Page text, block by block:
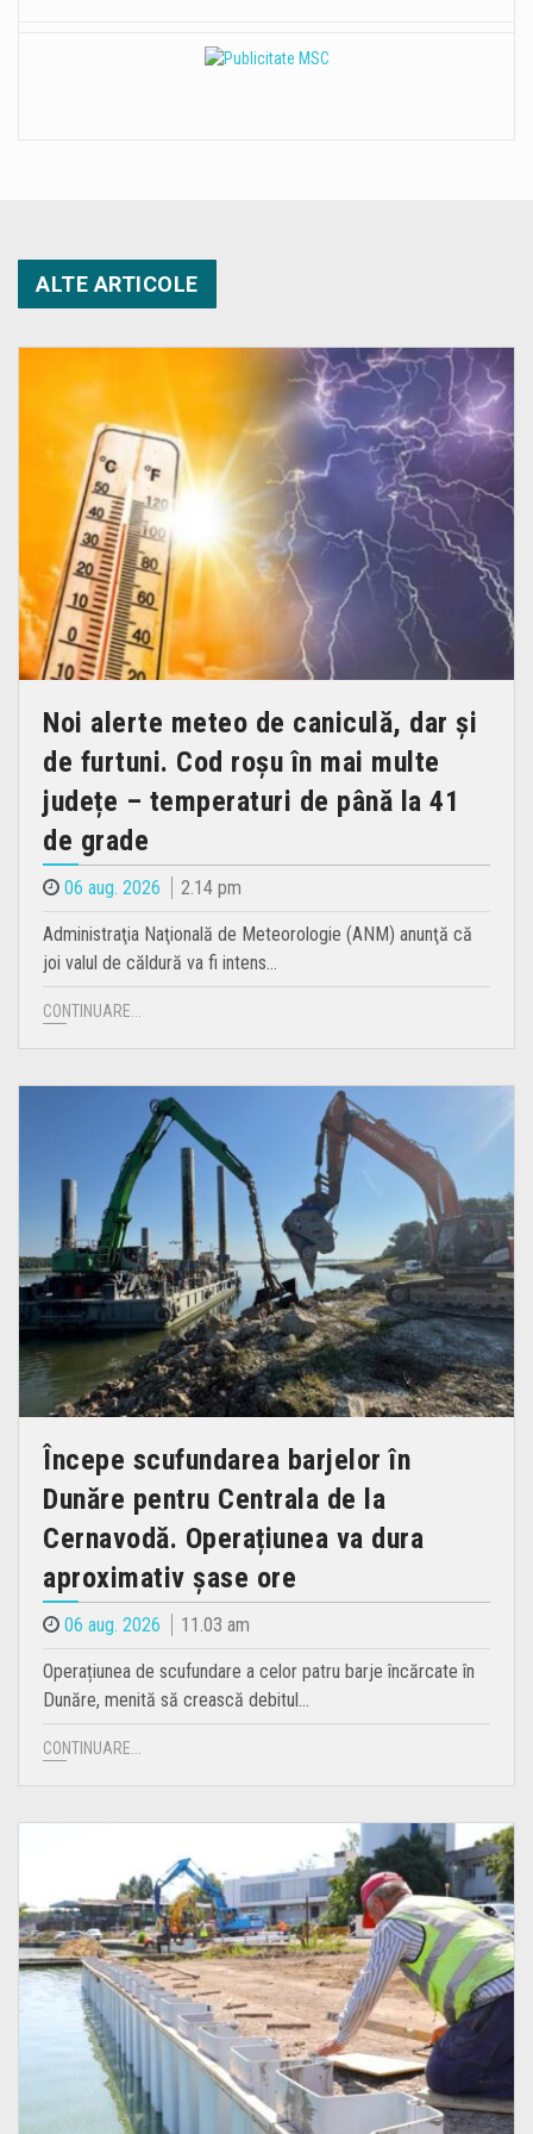
ALTE ARTICOLE
Noi alerte meteo de caniculă, dar şi
de furtuni. Cod roșu în mai multe
județe – temperaturi de până la 41
de grade
06 aug. 2026 2.14 pm
Administraţia Naţională de Meteorologie (ANM) anunţă că
joi valul de căldură va fi intens…
CONTINUARE...
Începe scufundarea barjelor în
Dunăre pentru Centrala de la
Cernavodă. Operațiunea va dura
aproximativ șase ore
06 aug. 2026 11.03 am
Operațiunea de scufundare a celor patru barje încărcate în
Dunăre, menită să crească debitul…
CONTINUARE...